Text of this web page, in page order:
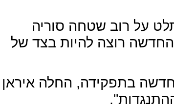
על רוב שטחה סוריה
רוצה להיות בצד של
בתפקידה, החלה איראן